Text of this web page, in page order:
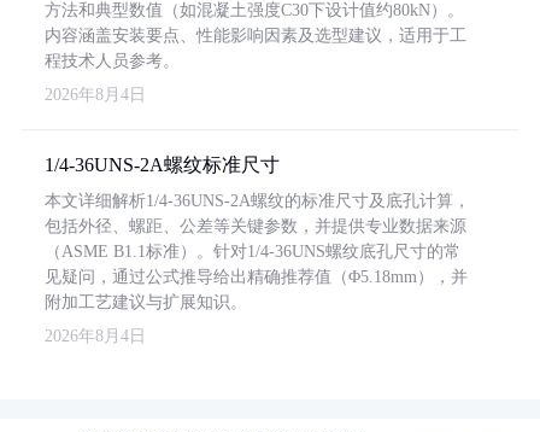
方法和典型数值（如混凝土强度C30下设计值约80kN）。
内容涵盖安装要点、性能影响因素及选型建议，适用于工
程技术人员参考。
2026年8月4日
1/4-36UNS-2A螺纹标准尺寸
本文详细解析1/4-36UNS-2A螺纹的标准尺寸及底孔计算，
包括外径、螺距、公差等关键参数，并提供专业数据来源
（ASME B1.1标准）。针对1/4-36UNS螺纹底孔尺寸的常
见疑问，通过公式推导给出精确推荐值（Φ5.18mm），并
附加工艺建议与扩展知识。
2026年8月4日